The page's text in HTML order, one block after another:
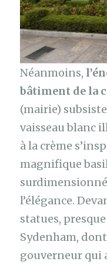
Néanmoins,
bâtiment de la
(mairie)
vaisseau blanc
à la crème
magnifique
l’élégance.
statues,
Sydenham,
gouverneur qui